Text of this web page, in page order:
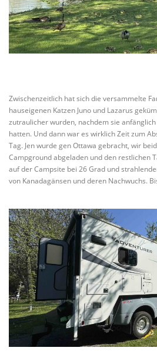
Zwischenzeitlich hat sich die versammelte
hauseigenen Katzen Juno und Lazarus
zutraulicher wurden, nachdem sie
hatten. Und dann war es wirklich Zeit zum
Tag. Jen wurde gen Ottawa gebracht, wir
Campground abgeladen und den restlichen
auf der Campsite bei 26 Grad und
von Kanadagänsen und deren Nachwuchs.